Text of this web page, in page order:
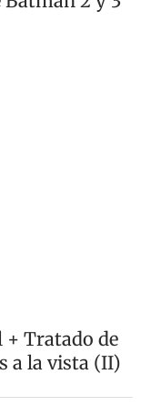
+ Tratado de
a la vista (II)